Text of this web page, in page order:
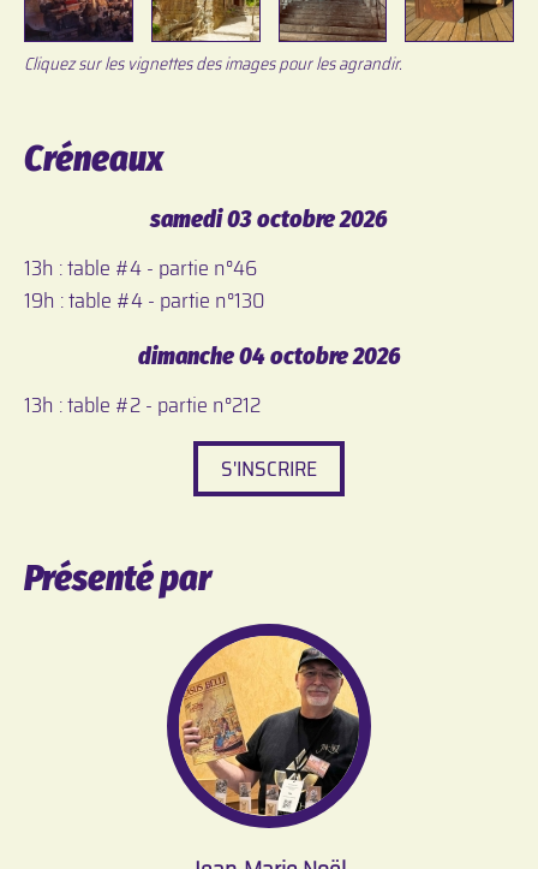
Cliquez sur les vignettes des images pour les agrandir.
Créneaux
samedi 03 octobre 2026
13h : table #4 - partie n°46
19h : table #4 - partie n°130
dimanche 04 octobre 2026
13h : table #2 - partie n°212
S'INSCRIRE
Présenté par